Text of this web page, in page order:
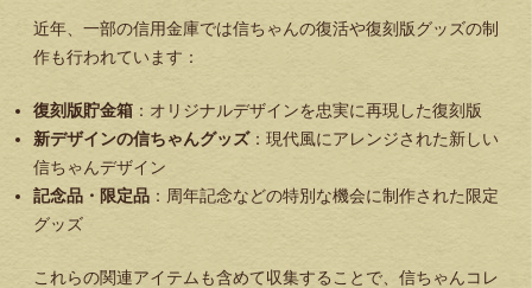
近年、一部の信用金庫では信ちゃんの復活や復刻版グッズの制
作も行われています：
復刻版貯金箱 ：オリジナルデザインを忠実に再現した復刻版
新デザインの信ちゃんグッズ：現代風にアレンジされた新しい
信ちゃんデザイン
記念品・限定品 ：周年記念などの特別な機会に制作された限定
グッズ
これらの関連アイテムも含めて収集することで、信ちゃんコレ